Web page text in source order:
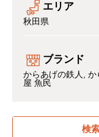
エリア
秋田県
ブランド
からあげの鉄人 か
屋 魚民
検